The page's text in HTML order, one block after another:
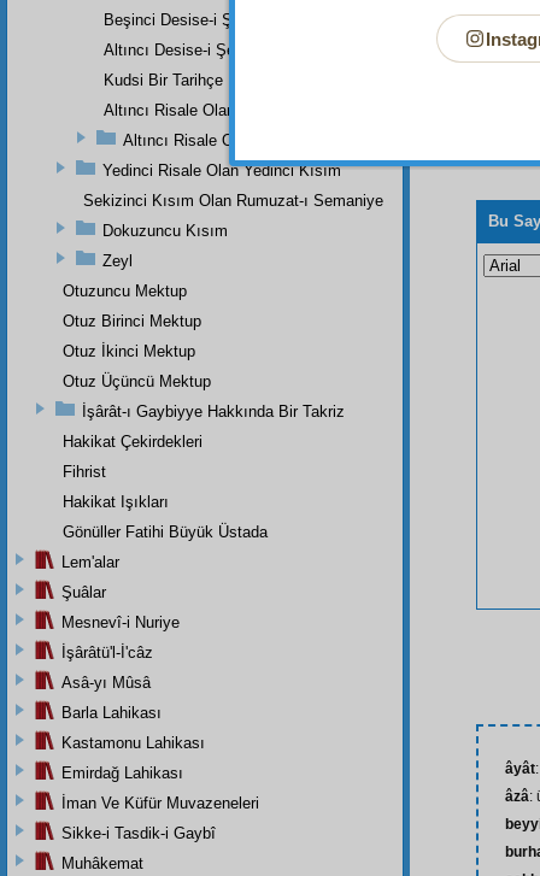
Bu
âyât
âzâ:
Beşinci Desise-i Şeytaniye
Altıncı Desise-i Şeytaniye
Kudsi Bir Tarihçe
Altıncı Risale Olan Altıncı Kısmın Zeyli
Altıncı Risale Olan Altıncı Kısımın Zeyli
Yedinci Risale Olan Yedinci Kısım
Sekizinci Kısım Olan Rumuzat-ı Semaniye
Dokuzuncu Kısım
Zeyl
Otuzuncu Mektup
Otuz Birinci Mektup
Otuz İkinci Mektup
Otuz Üçüncü Mektup
İşârât-ı Gaybiyye Hakkında Bir Takriz
Hakikat Çekirdekleri
Fihrist
Hakikat Işıkları
Gönüller Fatihi Büyük Üstada
Lem'alar
Şuâlar
Mesnevî-i Nuriye
İşârâtü'l-İ'câz
Asâ-yı Mûsâ
Barla Lahikası
Kastamonu Lahikası
Emirdağ Lahikası
İman Ve Küfür Muvazeneleri
Sikke-i Tasdik-i Gaybî
Muhâkemat